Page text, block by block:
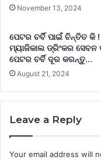
November 13, 2024
ପେଟର ଚର୍ବି ପାଇଁ ଚିନ୍ତିତ କି
ମ୍ୟାଜିକାଲ ଡ୍ରିଂକର ସେବନ
ପେଟର ଚର୍ବି ଦୂର କରନ୍ତୁ…
August 21, 2024
Leave a Reply
Your email address will